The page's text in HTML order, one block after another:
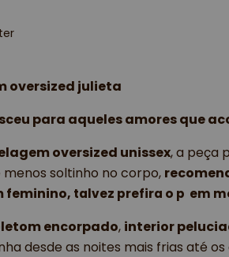
oversized julieta
para aqueles amores que
oversized unissex, a peça
menos soltinho no corpo,
feminino, talvez prefira o p  em
encorpado, interior
desde as noites mais frias até